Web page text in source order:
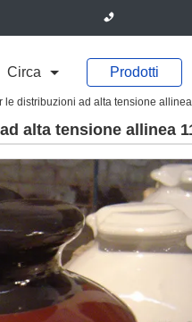
Circa Prodotti
le distribuzioni ad alta tensione
alta tensione allinea